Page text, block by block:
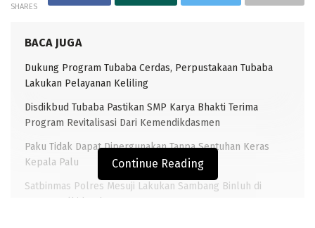
SHARES
BACA JUGA
Dukung Program Tubaba Cerdas, Perpustakaan Tubaba
Lakukan Pelayanan Keliling
Disdikbud Tubaba Pastikan SMP Karya Bhakti Terima
Program Revitalisasi Dari Kemendikdasmen
Paku Tidak Dapat Dipergunakan Tanpa Sentuhan Keras
Kepala Palu
Satbinmas Polres Mesuji Lakukan Sambang Binluh di
Ponpes Alhidayah
Continue Reading